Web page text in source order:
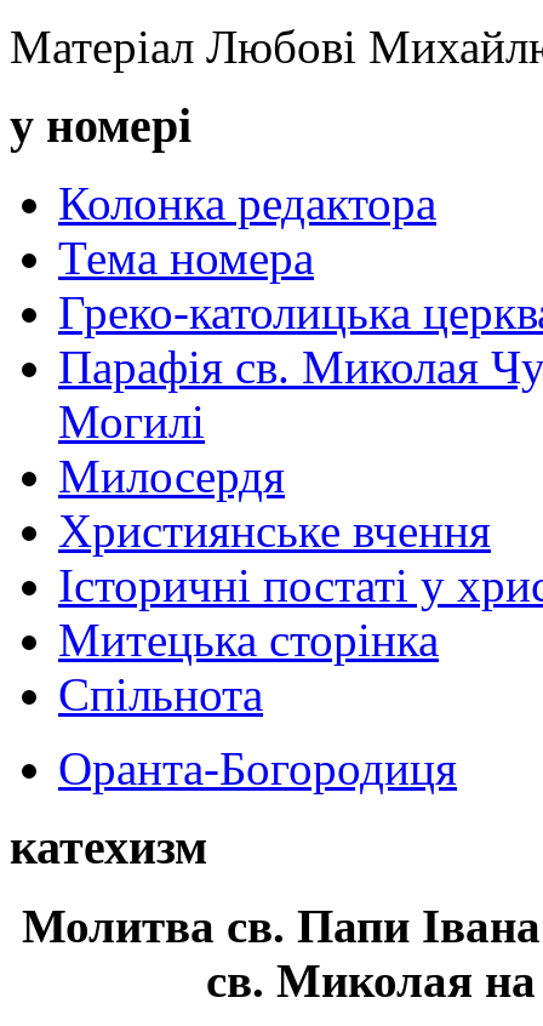
Матеріал Любові
у номері
Колонка редактора
Тема номера
Греко-католицька
Парафія св. Миколая
Могилі
Милосердя
Християнське вчення
Історичні постаті у
Митецька сторінка
Спільнота
Оранта-Богородиця
катехизм
Молитва св. Папи
св. Миколая на